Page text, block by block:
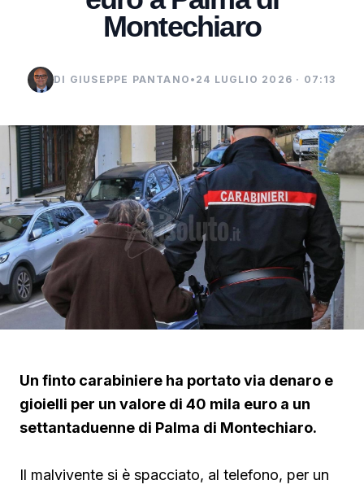
Montechiaro
DI GIUSEPPE PANTANO • 24 LUGLIO 2026 · 07:13
Un finto carabiniere ha portato via denaro e
gioielli per un valore di 40 mila euro a un
settantaduenne di Palma di Montechiaro.
Il malvivente si è spacciato, al telefono, per un